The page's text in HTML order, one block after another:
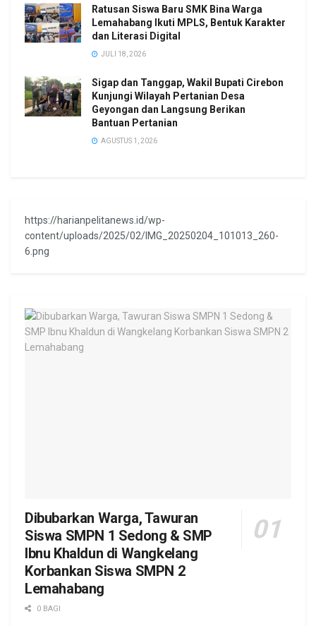
Ratusan Siswa Baru SMK Bina Warga
Lemahabang Ikuti MPLS, Bentuk Karakter
dan Literasi Digital
JULI 18, 2026
Sigap dan Tanggap, Wakil Bupati Cirebon
Kunjungi Wilayah Pertanian Desa
Geyongan dan Langsung Berikan
Bantuan Pertanian
AGUSTUS 1, 2026
https://harianpelitanews.id/wp-
content/uploads/2025/02/IMG_20250204_101013_260-
6.png
Dibubarkan Warga, Tawuran
Siswa SMPN 1 Sedong & SMP
Ibnu Khaldun di Wangkelang
Korbankan Siswa SMPN 2
Lemahabang
0 BAGI